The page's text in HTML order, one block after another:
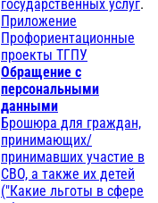
государственных услуг.
Приложение
Профориентационные
проекты ТГПУ
Обращение с
персональными
данными
Брошюра для граждан,
принимающих/
принимавших участие в
СВО, а также их детей
("Какие льготы в сфере